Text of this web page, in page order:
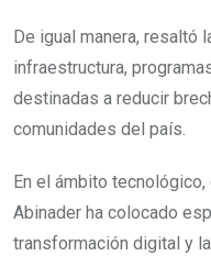
De igual manera, resaltó
infraestructura,
destinadas a reducir
comunidades del país.
En el ámbito
Abinader ha colocado
transformación digital y